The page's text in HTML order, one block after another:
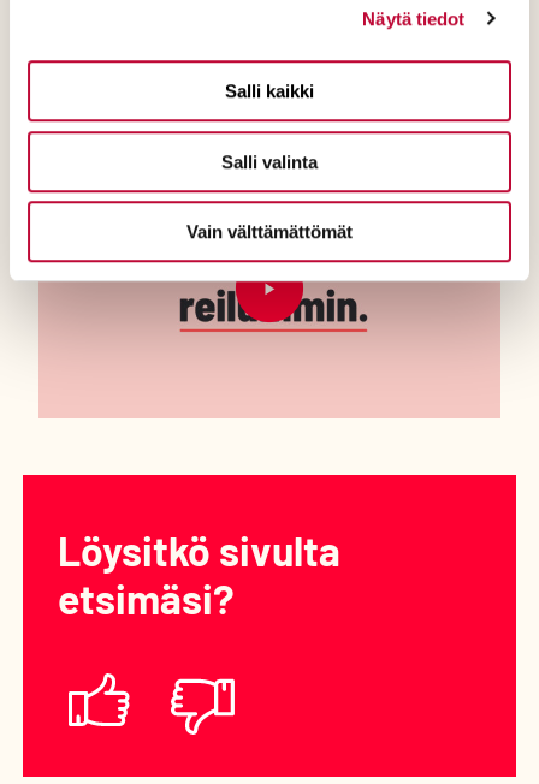
Näytä tiedot
Salli kaikki
Salli valinta
Vain välttämättömät
hyvinvointialueiden palveluissa.
Ohita upotus : SDP vaalivideo 2025
Toista video
Löysitkö sivulta
etsimäsi?
Löysitkö
sivulta